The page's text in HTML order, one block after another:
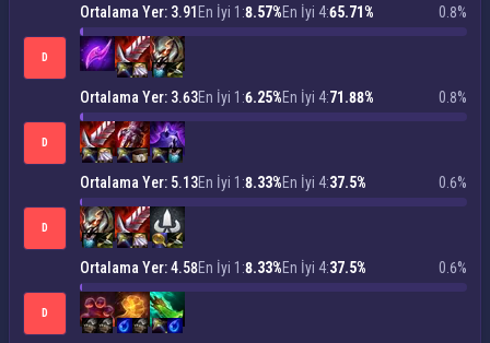
Ortalama Yer: 3.91 En İyi 1:8.57%En İyi 4:65.71% 0.8%
D
Ortalama Yer: 3.63En İyi 1:6.25%En İyi 4:71.88% 0.8%
D
Ortalama Yer: 5.13En İyi 1:8.33%En İyi 4:37.5% 0.6%
D
Ortalama Yer: 4.58En İyi 1:8.33%En İyi 4:37.5% 0.6%
D